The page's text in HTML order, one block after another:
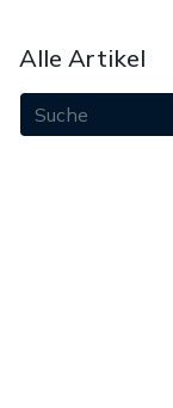
Alle Artikel